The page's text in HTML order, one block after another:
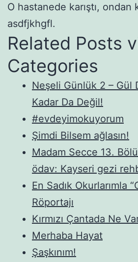
O hastanede karıştı, ondan
asdfjkhgfl.
Related Posts
Categories
Neşeli Günlük 2 – Gül
Kadar Da Değil!
#evdeyimokuyorum
Şimdi Bilsem ağlasın!
Madam Secce 13.
ödav: Kayseri gezi
En Sadık Okurlarımla
Röportajı
Kırmızı Çantada Ne
Merhaba Hayat
Şaşkınım!